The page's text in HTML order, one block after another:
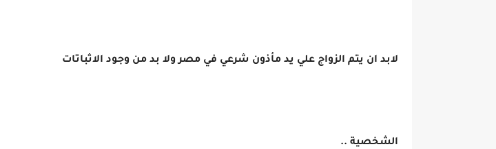
لابد ان يتم الزواج علي يد مأذون شرعي في مصر ولا بد من وجود الاثباتات
الشخصية ..